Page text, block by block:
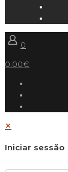
0
0.00€
✕
Iniciar sessão